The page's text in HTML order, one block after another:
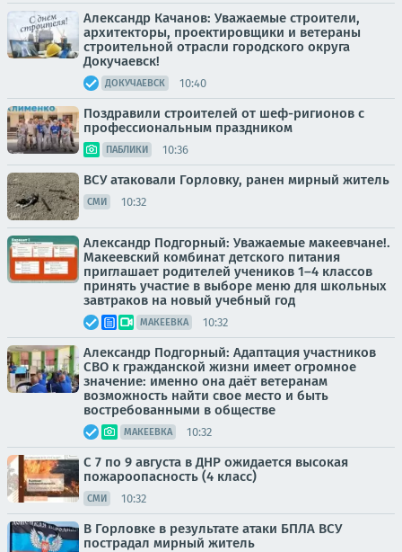
Александр Качанов: Уважаемые строители,
архитекторы, проектировщики и ветераны
строительной отрасли городского округа
Докучаевск!
ДОКУЧАЕВСК 10:40
Поздравили строителей от шеф-ригионов с
профессиональным праздником
ПАБЛИКИ 10:36
ВСУ атаковали Горловку, ранен мирный житель
СМИ 10:32
Александр Подгорный: Уважаемые макеевчане!.
Макеевский комбинат детского питания
приглашает родителей учеников 1–4 классов
принять участие в выборе меню для школьных
завтраков на новый учебный год
МАКЕЕВКА 10:32
Александр Подгорный: Адаптация участников
СВО к гражданской жизни имеет огромное
значение: именно она даёт ветеранам
возможность найти свое место и быть
востребованными в обществе
МАКЕЕВКА 10:32
С 7 по 9 августа в ДНР ожидается высокая
пожароопасность (4 класс)
СМИ 10:32
В Горловке в результате атаки БПЛА ВСУ
пострадал мирный житель